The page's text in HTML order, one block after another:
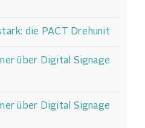
die PACT Drehunit
über Digital Signage
über Digital Signage